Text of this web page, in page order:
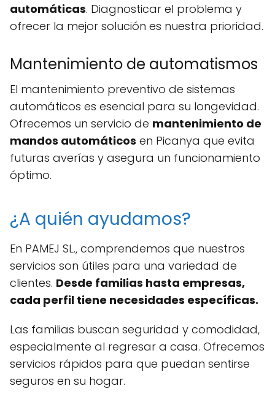
automáticas. Diagnosticar el problema y
ofrecer la mejor solución es nuestra prioridad.
Mantenimiento de automatismos
El mantenimiento preventivo de sistemas
automáticos es esencial para su longevidad.
Ofrecemos un servicio de mantenimiento de
mandos automáticos en Picanya que evita
futuras averías y asegura un funcionamiento
óptimo.
¿A quién ayudamos?
En PAMEJ SL., comprendemos que nuestros
servicios son útiles para una variedad de
clientes. Desde familias hasta empresas,
cada perfil tiene necesidades específicas.
Las familias buscan seguridad y comodidad,
especialmente al regresar a casa. Ofrecemos
servicios rápidos para que puedan sentirse
seguros en su hogar.